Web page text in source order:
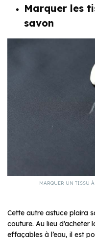
Marquer les
savon
MARQUER UN TISSU À
Cette autre astuce plaira
couture. Au lieu d’acheter
effaçables à l’eau, il est